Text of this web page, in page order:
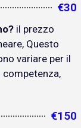
€30
il prezzo
Questo
variare per il
competenza,
€150